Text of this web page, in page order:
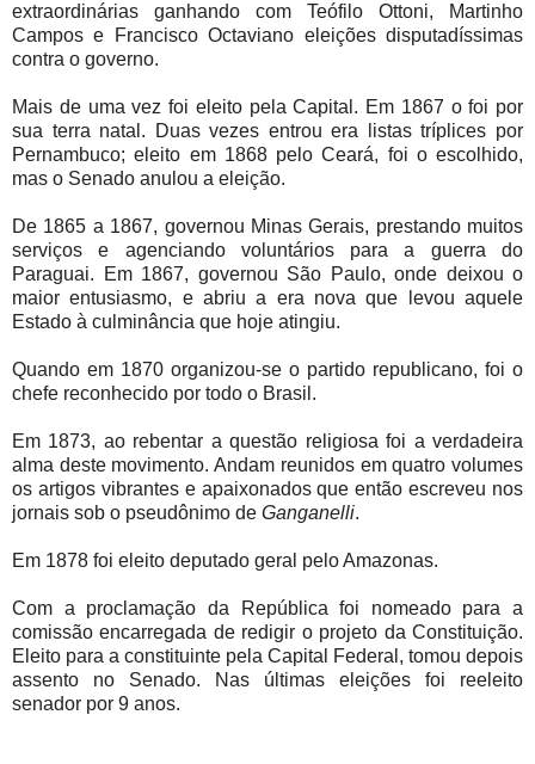
extraordinárias ganhando com Teófilo Ottoni, Martinho
Campos e Francisco Octaviano eleições disputadíssimas
contra o governo.
Mais de uma vez foi eleito pela Capital. Em 1867 o foi por
sua terra natal. Duas vezes entrou era listas tríplices por
Pernambuco; eleito em 1868 pelo Ceará, foi o escolhido,
mas o Senado anulou a eleição.
De 1865 a 1867, governou Minas Gerais, prestando muitos
serviços e agenciando voluntários para a guerra do
Paraguai. Em 1867, governou São Paulo, onde deixou o
maior entusiasmo, e abriu a era nova que levou aquele
Estado à culminância que hoje atingiu.
Quando em 1870 organizou-se o partido republicano, foi o
chefe reconhecido por todo o Brasil.
Em 1873, ao rebentar a questão religiosa foi a verdadeira
alma deste movimento. Andam reunidos em quatro volumes
os artigos vibrantes e apaixonados que então escreveu nos
jornais sob o pseudônimo de Ganganelli.
Em 1878 foi eleito deputado geral pelo Amazonas.
Com a proclamação da República foi nomeado para a
comissão encarregada de redigir o projeto da Constituição.
Eleito para a constituinte pela Capital Federal, tomou depois
assento no Senado. Nas últimas eleições foi reeleito
senador por 9 anos.